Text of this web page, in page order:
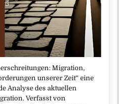
Migration,
unserer Zeit“ eine
Analyse des aktuellen
Verfasst von